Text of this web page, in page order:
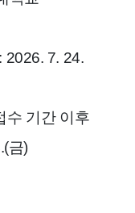
2026. 7. 24.
수 기간 이후
금)